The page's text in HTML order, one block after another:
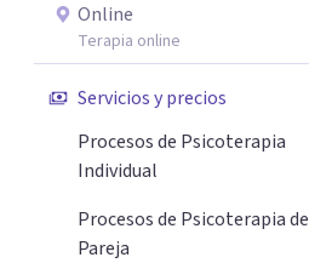
Online
Terapia online
Servicios y precios
Procesos de Psicoterapia
Individual
Procesos de Psicoterapia de
Pareja